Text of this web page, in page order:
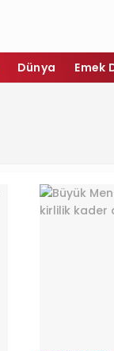
Dünya Emek